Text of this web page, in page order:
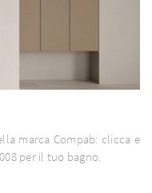
marca Compab: clicca e
per il tuo bagno.